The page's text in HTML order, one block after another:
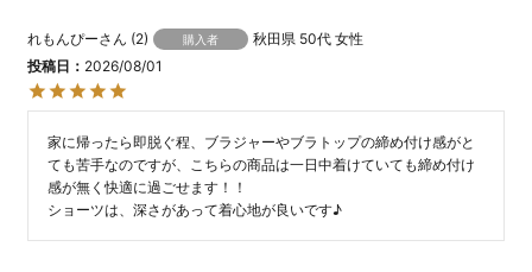
れもんぴー 2 購入者 秋田県 50代 女性
投稿日
2026/08/01
家に帰ったら即脱ぐ程、ブラジャーやブラトップの締め付け感がと
ても苦手なのですが、こちらの商品は一日中着けていても締め付け
感が無く快適に過ごせます！！
ショーツは、深さがあって着心地が良いです♪